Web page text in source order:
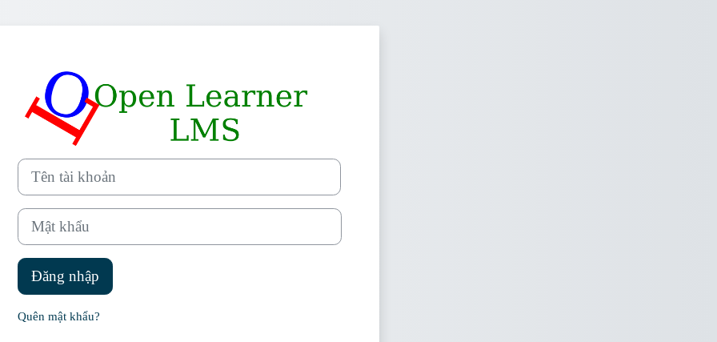
Đăng nhập vào OpenLearner LMS
Bỏ qua đến việc tạo tài khoản mới
Tên tài khoản
Mật khẩu
Đăng nhập
Quên mật khẩu?